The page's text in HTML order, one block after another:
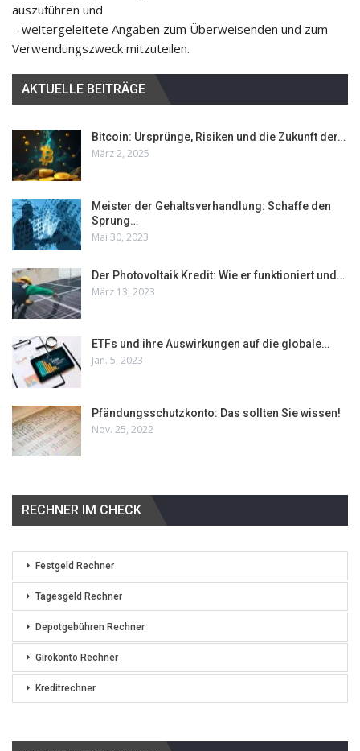
auszuführen und
– weitergeleitete Angaben zum Überweisenden und zum
Verwendungszweck mitzuteilen.
AKTUELLE BEITRÄGE
Bitcoin: Ursprünge, Risiken und die Zukunft der…
März 2, 2025
Meister der Gehaltsverhandlung: Schaffe den
Sprung…
Mai 30, 2023
Der Photovoltaik Kredit: Wie er funktioniert und…
März 13, 2023
ETFs und ihre Auswirkungen auf die globale…
Jan. 5, 2023
Pfändungsschutzkonto: Das sollten Sie wissen!
Nov. 25, 2022
RECHNER IM CHECK
Festgeld Rechner
Tagesgeld Rechner
Depotgebühren Rechner
Girokonto Rechner
Kreditrechner